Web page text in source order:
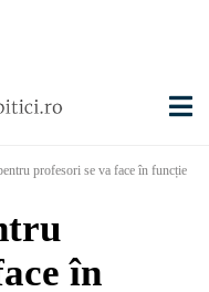
profesori se va face în funcție
în